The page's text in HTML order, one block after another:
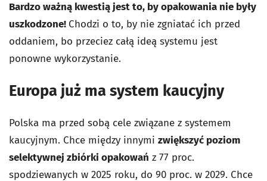
Bardzo ważną kwestią jest to, by opakowania nie były
uszkodzone! Chodzi o to, by nie zgniatać ich przed
oddaniem, bo przeciez całą ideą systemu jest
ponowne wykorzystanie.
Europa już ma system kaucyjny
Polska ma przed sobą cele związane z systemem
kaucyjnym. Chce między innymi zwiększyć poziom
selektywnej zbiórki opakowań z 77 proc.
spodziewanych w 2025 roku, do 90 proc. w 2029. Chce